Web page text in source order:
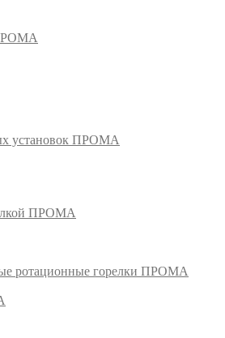
установок ПРОМА
ПРОМА
ротационные горелки ПРОМА